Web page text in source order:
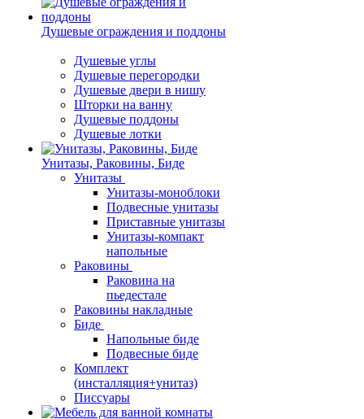
Душевые ограждения и поддоны
Душевые углы
Душевые перегородки
Душевые двери в нишу
Шторки на ванну
Душевые поддоны
Душевые лотки
Унитазы, Раковины, Биде
Унитазы
Унитазы-моноблоки
Подвесные унитазы
Приставные унитазы
Унитазы-компакт
напольные
Раковины
Раковина на
пьедестале
Раковины накладные
Биде
Напольные биде
Подвесные биде
Комплект
(инсталляция+унитаз)
Писсуары